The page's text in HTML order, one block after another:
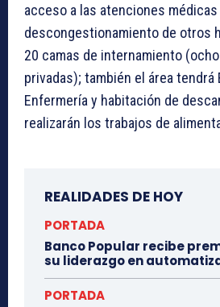
acceso a las atenciones médicas
descongestionamiento de otros
20 camas de internamiento
privadas); también el área tendrá
Enfermería y habitación de
realizarán los trabajos de
REALIDADES DE HOY
PORTADA
Banco Popular recibe
su liderazgo en
PORTADA